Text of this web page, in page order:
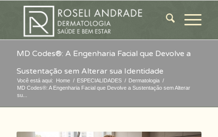
MD Codes®: A Engenharia Facial que Devolve a
Sustentação sem Alterar sua Identidade
Você está aqui: Home / ESPECIALIDADES / Dermatologia /
MD Codes®: A Engenharia Facial que Devolve a Sustentação sem Alterar
su...